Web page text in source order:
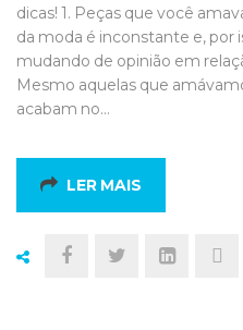
dicas! 1. Peças que você
da moda é inconstante e, por
mudando de opinião em
Mesmo aquelas que
acabam no…
LER MAIS